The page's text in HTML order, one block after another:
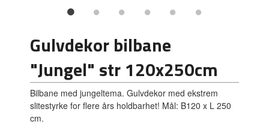
Gulvdekor bilbane
"Jungel" str 120x250cm
Bilbane med jungeltema. Gulvdekor med ekstrem
slitestyrke for flere års holdbarhet! Mål: B120 x L 250
cm.